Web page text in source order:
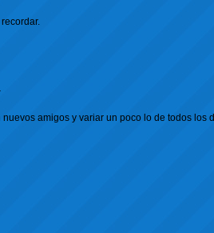
amigos y variar un poco lo de todos los